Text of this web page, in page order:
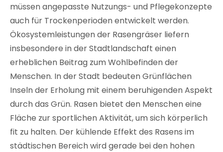
müssen angepasste Nutzungs- und Pflegekonzepte
auch für Trockenperioden entwickelt werden.
Ökosystemleistungen der Rasengräser liefern
insbesondere in der Stadtlandschaft einen
erheblichen Beitrag zum Wohlbefinden der
Menschen. In der Stadt bedeuten Grünflächen
Inseln der Erholung mit einem beruhigenden Aspekt
durch das Grün. Rasen bietet den Menschen eine
Fläche zur sportlichen Aktivität, um sich körperlich
fit zu halten. Der kühlende Effekt des Rasens im
städtischen Bereich wird gerade bei den hohen